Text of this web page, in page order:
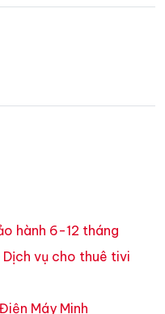
hành 6-12 tháng
vụ cho thuê tivi
Máy Minh